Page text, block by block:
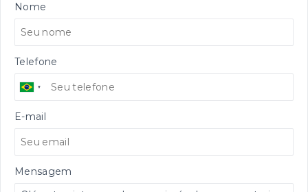
Nome
Telefone
E-mail
Mensagem